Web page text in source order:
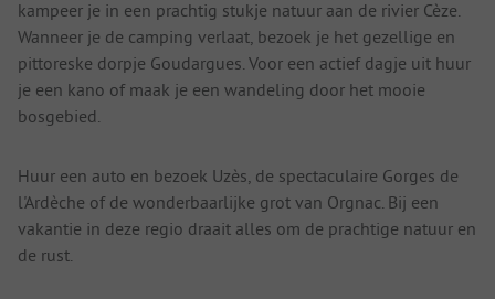
kampeer je in een prachtig stukje natuur aan de rivier Cèze.
Wanneer je de camping verlaat, bezoek je het gezellige en
pittoreske dorpje Goudargues. Voor een actief dagje uit huur
je een kano of maak je een wandeling door het mooie
bosgebied.
Huur een auto en bezoek Uzès, de spectaculaire Gorges de
l'Ardèche of de wonderbaarlijke grot van Orgnac. Bij een
vakantie in deze regio draait alles om de prachtige natuur en
de rust.